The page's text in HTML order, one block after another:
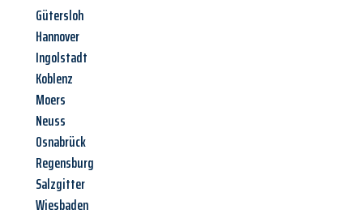
Gütersloh
Hannover
Ingolstadt
Koblenz
Moers
Neuss
Osnabrück
Regensburg
Salzgitter
Wiesbaden